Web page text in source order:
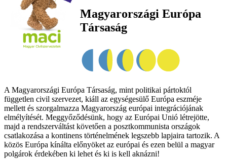
Magyarországi Európa
Társaság
A Magyarországi Európa Társaság, mint politikai pártoktól
független civil szervezet, kiáll az egységesülő Európa eszméje
mellett és szorgalmazza Magyarország európai integrációjának
elmélyítését. Meggyőződésünk, hogy az Európai Unió létrejötte,
majd a rendszerváltást követően a posztkommunista országok
csatlakozása a kontinens történelmének legszebb lapjaira tartozik. A
közös Európa kínálta előnyöket az európai és ezen belül a magyar
polgárok érdekében ki lehet és ki is kell aknázni!